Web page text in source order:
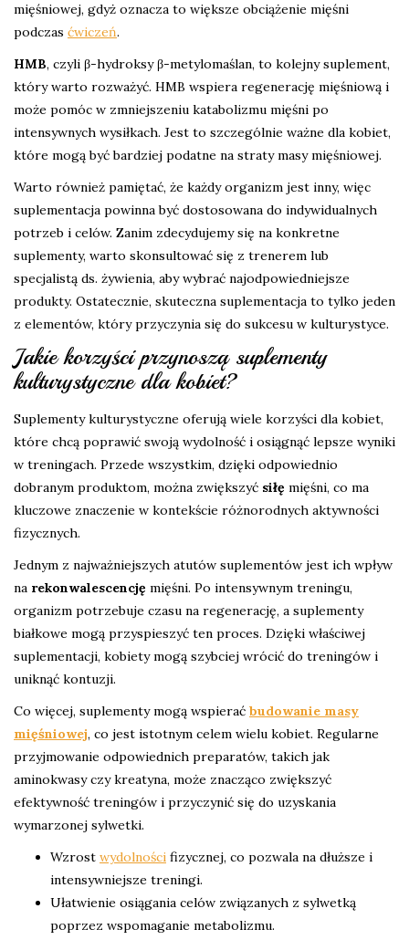
mięśniowej, gdyż oznacza to większe obciążenie mięśni
podczas ćwiczeń.
HMB, czyli β-hydroksy β-metylomaślan, to kolejny suplement,
który warto rozważyć. HMB wspiera regenerację mięśniową i
może pomóc w zmniejszeniu katabolizmu mięśni po
intensywnych wysiłkach. Jest to szczególnie ważne dla kobiet,
które mogą być bardziej podatne na straty masy mięśniowej.
Warto również pamiętać, że każdy organizm jest inny, więc
suplementacja powinna być dostosowana do indywidualnych
potrzeb i celów. Zanim zdecydujemy się na konkretne
suplementy, warto skonsultować się z trenerem lub
specjalistą ds. żywienia, aby wybrać najodpowiedniejsze
produkty. Ostatecznie, skuteczna suplementacja to tylko jeden
z elementów, który przyczynia się do sukcesu w kulturystyce.
Jakie korzyści przynoszą suplementy
kulturystyczne dla kobiet?
Suplementy kulturystyczne oferują wiele korzyści dla kobiet,
które chcą poprawić swoją wydolność i osiągnąć lepsze wyniki
w treningach. Przede wszystkim, dzięki odpowiednio
dobranym produktom, można zwiększyć siłę mięśni, co ma
kluczowe znaczenie w kontekście różnorodnych aktywności
fizycznych.
Jednym z najważniejszych atutów suplementów jest ich wpływ
na rekonwalescencję mięśni. Po intensywnym treningu,
organizm potrzebuje czasu na regenerację, a suplementy
białkowe mogą przyspieszyć ten proces. Dzięki właściwej
suplementacji, kobiety mogą szybciej wrócić do treningów i
uniknąć kontuzji.
Co więcej, suplementy mogą wspierać budowanie masy
mięśniowej, co jest istotnym celem wielu kobiet. Regularne
przyjmowanie odpowiednich preparatów, takich jak
aminokwasy czy kreatyna, może znacząco zwiększyć
efektywność treningów i przyczynić się do uzyskania
wymarzonej sylwetki.
Wzrost wydolności fizycznej, co pozwala na dłuższe i
intensywniejsze treningi.
Ułatwienie osiągania celów związanych z sylwetką
poprzez wspomaganie metabolizmu.